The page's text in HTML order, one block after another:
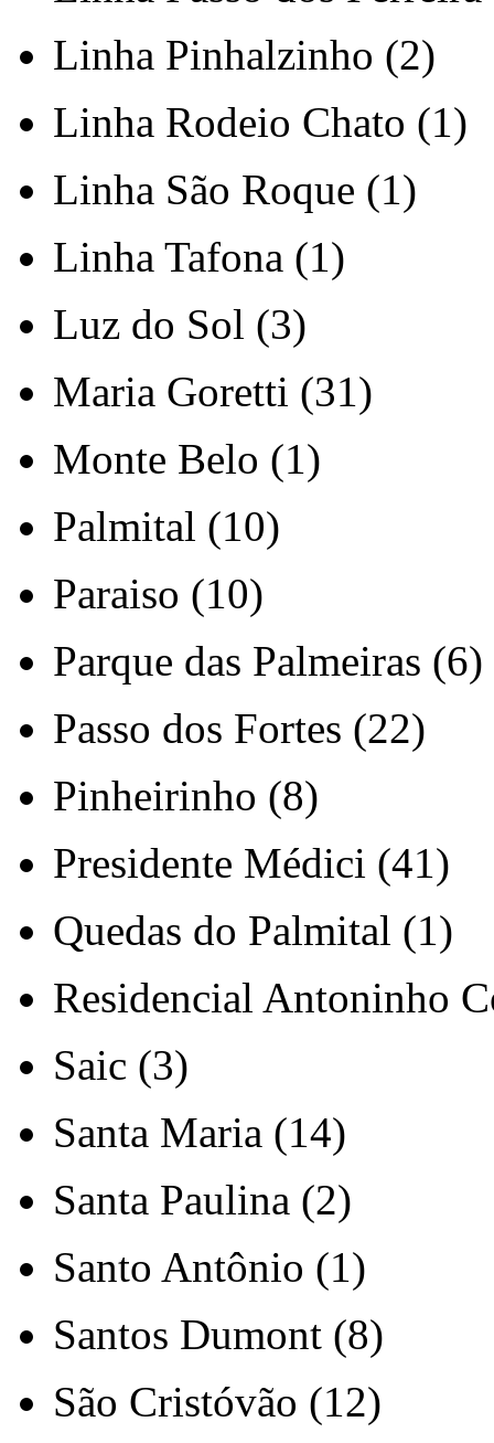
Linha Pinhalzinho (2)
Linha Rodeio Chato (1)
Linha São Roque (1)
Linha Tafona (1)
Luz do Sol (3)
Maria Goretti (31)
Monte Belo (1)
Palmital (10)
Paraiso (10)
Parque das Palmeiras (6)
Passo dos Fortes (22)
Pinheirinho (8)
Presidente Médici (41)
Quedas do Palmital (1)
Residencial Antoninho
Saic (3)
Santa Maria (14)
Santa Paulina (2)
Santo Antônio (1)
Santos Dumont (8)
São Cristóvão (12)